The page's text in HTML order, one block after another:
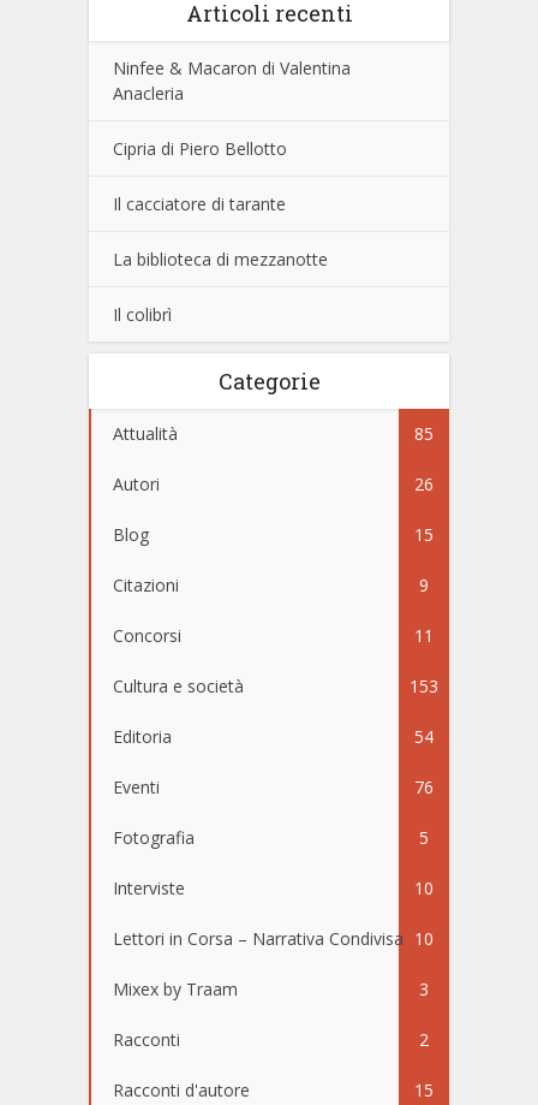
Articoli recenti
Ninfee & Macaron di Valentina
Anacleria
Cipria di Piero Bellotto
Il cacciatore di tarante
La biblioteca di mezzanotte
Il colibrì
Categorie
Attualità 85
Autori 26
Blog 15
Citazioni 9
Concorsi 11
Cultura e società 153
Editoria 54
Eventi 76
Fotografia 5
Interviste 10
Lettori in Corsa – Narrativa Condivisa 10
Mixex by Traam 3
Racconti 2
Racconti d'autore 15